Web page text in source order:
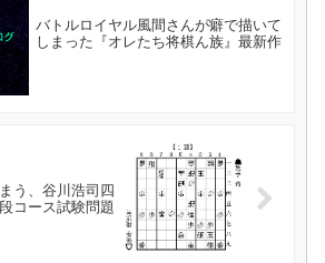
バトルロイヤル風間さんが癖で描いて
しまった『オレたち将棋ん族』最新作
う、谷川浩司四
コース試験問題